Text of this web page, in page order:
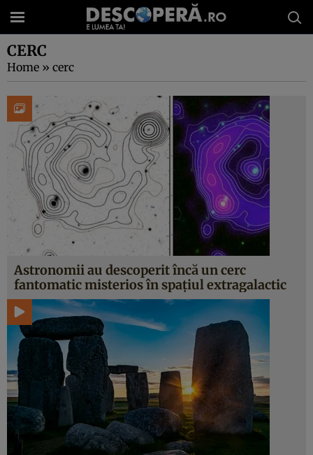
CERC
Home » cerc
Astronomii au descoperit încă un cerc
fantomatic misterios în spațiul extragalactic